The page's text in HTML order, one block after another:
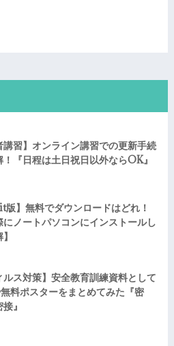
講習】オンライン講習での更新手続
！『日程は土日祝日以外ならOK』
版】無料でダウンロードはどれ！
ノートパソコンにインストールし
ルス対策】安全教育訓練資料として
料ポスターをまとめてみた『密
』